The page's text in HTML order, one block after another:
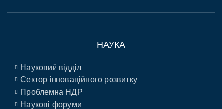
НАУКА
Науковий відділ
Сектор інноваційного розвитку
Проблемна НДР
Наукові форуми